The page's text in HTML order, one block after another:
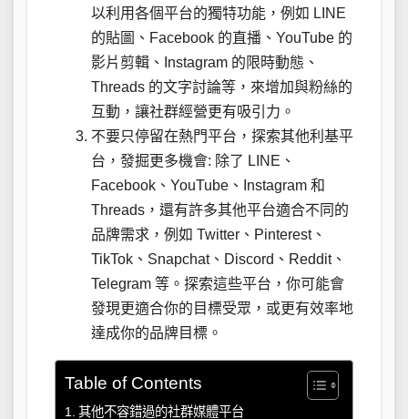
以利用各個平台的獨特功能，例如 LINE
的貼圖、Facebook 的直播、YouTube 的
影片剪輯、Instagram 的限時動態、
Threads 的文字討論等，來增加與粉絲的
互動，讓社群經營更有吸引力。
不要只停留在熱門平台，探索其他利基平
台，發掘更多機會: 除了 LINE、
Facebook、YouTube、Instagram 和
Threads，還有許多其他平台適合不同的
品牌需求，例如 Twitter、Pinterest、
TikTok、Snapchat、Discord、Reddit、
Telegram 等。探索這些平台，你可能會
發現更適合你的目標受眾，或更有效率地
達成你的品牌目標。
Table of Contents
其他不容錯過的社群媒體平台